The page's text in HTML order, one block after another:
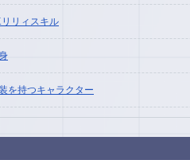
リィスキル
を持つキャラクター